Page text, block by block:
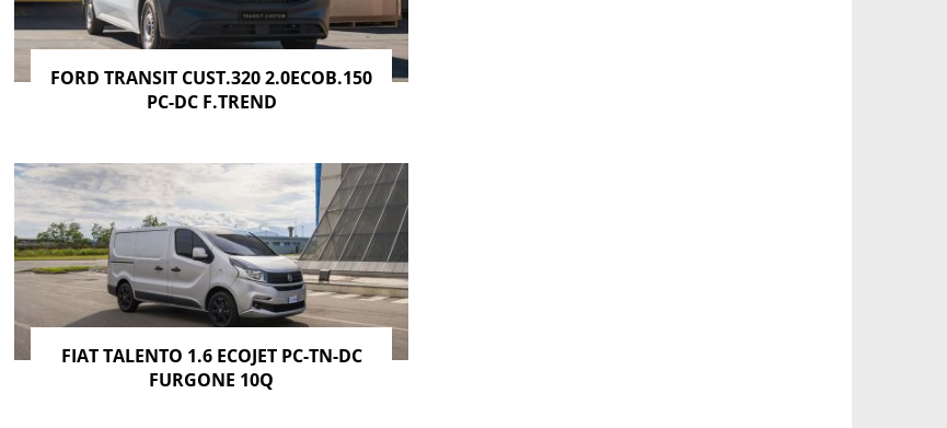
FORD TRANSIT CUST.320 2.0ECOB.150
PC-DC F.TREND
FIAT TALENTO 1.6 ECOJET PC-TN-DC
FURGONE 10Q